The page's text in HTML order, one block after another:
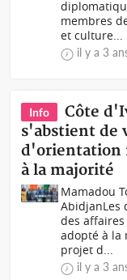
membres
et culture...
il y a 3
Info
Côte
s'abstient de
d'orientation
à la majorité
Mamadou
AbidjanLes
des affaires
adopté à la
projet d...
il y a 3